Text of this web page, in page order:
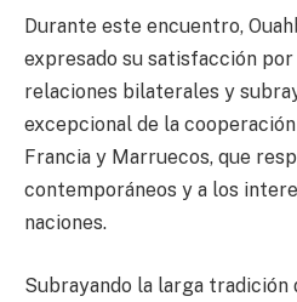
Durante este encuentro,
expresado su satisfacción por
relaciones bilaterales y
excepcional de la
Francia y Marruecos, que
contemporáneos y a los
naciones.
Subrayando la larga tradición